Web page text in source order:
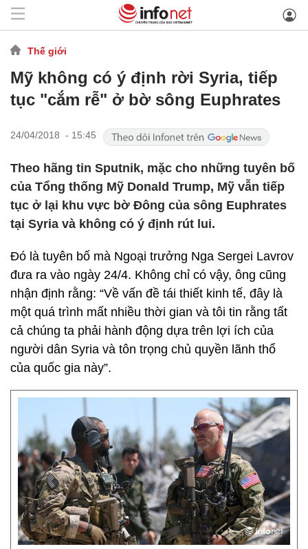
Thế giới
Mỹ không có ý định rời Syria, tiếp
tục "cắm rễ" ở bờ sông Euphrates
24/04/2018 - 15:45
Theo hãng tin Sputnik, mặc cho những tuyên bố
của Tổng thống Mỹ Donald Trump, Mỹ vẫn tiếp
tục ở lại khu vực bờ Đông của sông Euphrates
tại Syria và không có ý định rút lui.
Đó là tuyên bố mà Ngoại trưởng Nga Sergei Lavrov
đưa ra vào ngày 24/4. Không chỉ có vậy, ông cũng
nhận định rằng: “Về vấn đề tái thiết kinh tế, đây là
một quá trình mất nhiều thời gian và tôi tin rằng tất
cả chúng ta phải hành động dựa trên lợi ích của
người dân Syria và tôn trọng chủ quyền lãnh thổ
của quốc gia này”.